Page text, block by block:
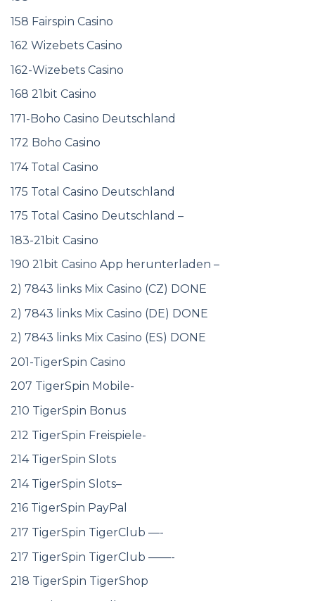
158 Fairspin Casino
162 Wizebets Casino
162-Wizebets Casino
168 21bit Casino
171-Boho Casino Deutschland
172 Boho Casino
174 Total Casino
175 Total Casino Deutschland
175 Total Casino Deutschland –
183-21bit Casino
190 21bit Casino App herunterladen –
2) 7843 links Mix Casino (CZ) DONE
2) 7843 links Mix Casino (DE) DONE
2) 7843 links Mix Casino (ES) DONE
201-TigerSpin Casino
207 TigerSpin Mobile-
210 TigerSpin Bonus
212 TigerSpin Freispiele-
214 TigerSpin Slots
214 TigerSpin Slots–
216 TigerSpin PayPal
217 TigerSpin TigerClub —-
217 TigerSpin TigerClub ——-
218 TigerSpin TigerShop